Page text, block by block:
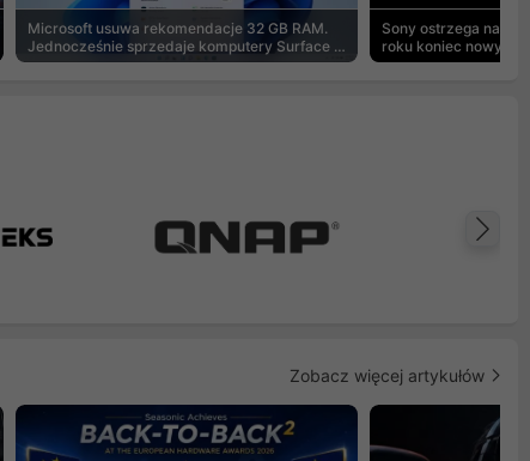
Microsoft usuwa rekomendacje 32 GB RAM.
Jednocześnie sprzedaje komputery Surface z
8 GB
Sony ostrzega na
roku koniec nowych
Zobacz więcej artykułów